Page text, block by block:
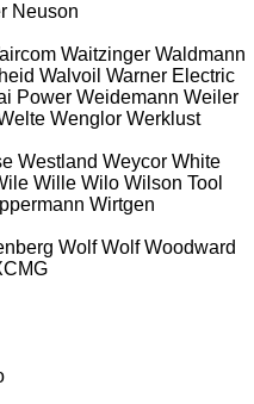
Neuson
Waitzinger Waldmann
Walvoil Warner Electric
Power Weidemann Weiler
Wenglor Werklust
Westland Weycor White
Wille Wilo Wilson Tool
Wirtgen
Wolf Wolf Woodward